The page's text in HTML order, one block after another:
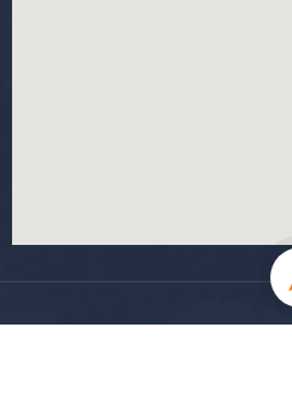
المسيلة - 2024